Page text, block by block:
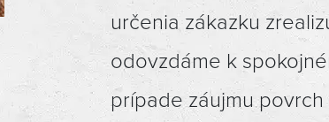
určenia zákazku
odovzdáme k
prípade záujmu